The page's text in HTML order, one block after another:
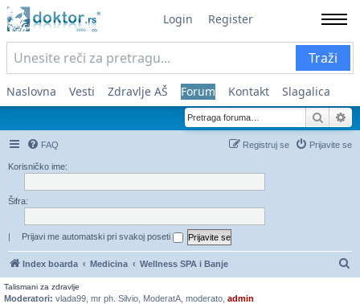
Login Register
Traži
Naslovna Vesti Zdravlje AŠ Forum Kontakt Slagalica
FAQ Prijavite se
Registruj se
Korisničko ime:
Šifra:
| Prijavi me automatski pri svakoj poseti
Index boarda Medicina Wellness SPA i Banje
Talismani za zdravlje
Moderatori: vlada99 mr ph. Silvio ModeratA moderato admin